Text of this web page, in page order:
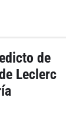
de
Leclerc